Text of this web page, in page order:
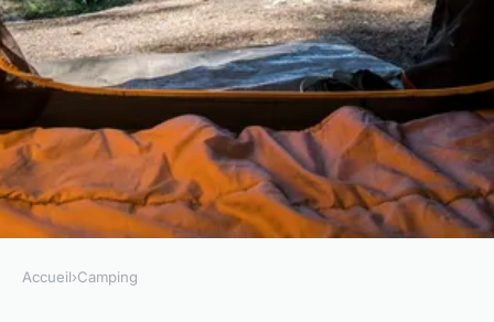
CAMPING
Accueil›Camping